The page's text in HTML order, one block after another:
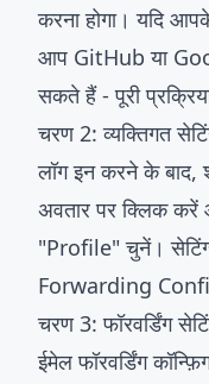
करना होगा। यदि
आप GitHub या
सकते हैं - पूरी
चरण 2: व्यक्तिगत
लॉग इन करने के बाद,
अवतार पर क्लिक
"Profile" चुनें।
Forwarding
चरण 3: फॉरवर्डिंग
ईमेल फॉरवर्डिंग